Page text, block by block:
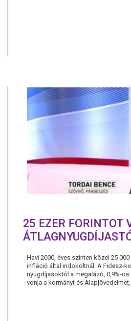
25 EZER FORINTOT
Havi 2000, éves szinten közel 25
infláció által indokoltnál. A Fidesz-
nyugdíjasoktól a megalázó, 0,9%-
vonja a kormányt és Alapjövedelmet,...